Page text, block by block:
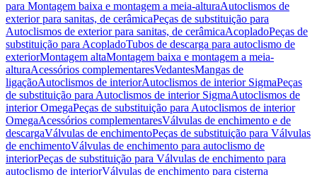
para Montagem baixa e montagem a meia-alturaAutoclismos de
exterior para sanitas, de cerâmicaPeças de substituição para
Autoclismos de exterior para sanitas, de cerâmicaAcopladoPeças de
substituição para AcopladoTubos de descarga para autoclismo de
exteriorMontagem altaMontagem baixa e montagem a meia-
alturaAcessórios complementaresVedantesMangas de
ligaçãoAutoclismos de interiorAutoclismos de interior SigmaPeças
de substituição para Autoclismos de interior SigmaAutoclismos de
interior OmegaPeças de substituição para Autoclismos de interior
OmegaAcessórios complementaresVálvulas de enchimento e de
descargaVálvulas de enchimentoPeças de substituição para Válvulas
de enchimentoVálvulas de enchimento para autoclismo de
interiorPeças de substituição para Válvulas de enchimento para
autoclismo de interiorVálvulas de enchimento para cisterna